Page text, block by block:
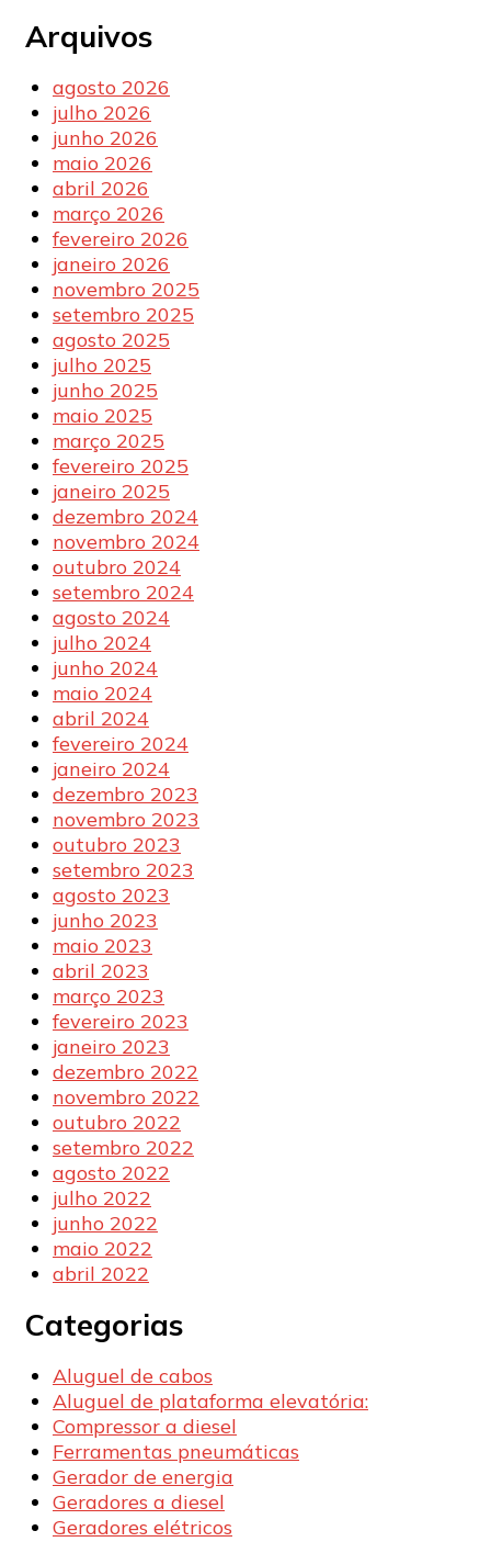
Arquivos
agosto 2026
julho 2026
junho 2026
maio 2026
abril 2026
março 2026
fevereiro 2026
janeiro 2026
novembro 2025
setembro 2025
agosto 2025
julho 2025
junho 2025
maio 2025
março 2025
fevereiro 2025
janeiro 2025
dezembro 2024
novembro 2024
outubro 2024
setembro 2024
agosto 2024
julho 2024
junho 2024
maio 2024
abril 2024
fevereiro 2024
janeiro 2024
dezembro 2023
novembro 2023
outubro 2023
setembro 2023
agosto 2023
junho 2023
maio 2023
abril 2023
março 2023
fevereiro 2023
janeiro 2023
dezembro 2022
novembro 2022
outubro 2022
setembro 2022
agosto 2022
julho 2022
junho 2022
maio 2022
abril 2022
Categorias
Aluguel de cabos
Aluguel de plataforma elevatória:
Compressor a diesel
Ferramentas pneumáticas
Gerador de energia
Geradores a diesel
Geradores elétricos